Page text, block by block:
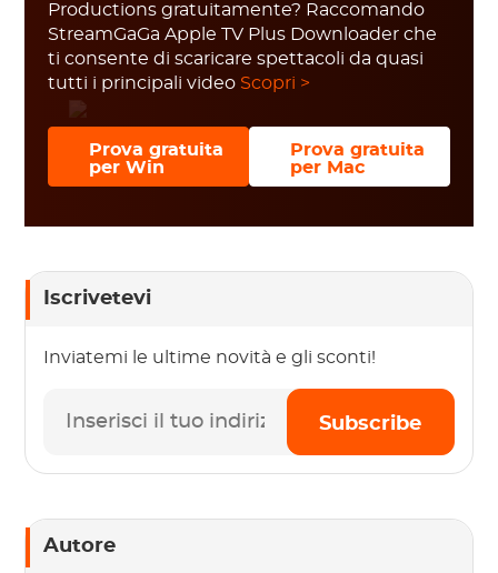
Productions gratuitamente? Raccomando
StreamGaGa Apple TV Plus Downloader che
ti consente di scaricare spettacoli da quasi
tutti i principali video Scopri >
Prova gratuita
per Win
Prova gratuita
per Mac
Iscrivetevi
Inviatemi le ultime novità e gli sconti!
Subscribe
Autore